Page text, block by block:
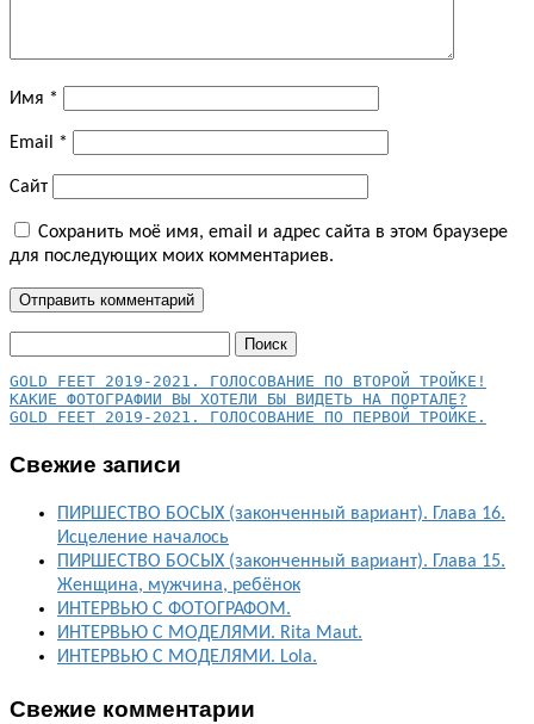
Имя *
Email *
Сайт
Сохранить моё имя, email и адрес сайта в этом браузере
для последующих моих комментариев.
КАКИЕ ФОТОГРАФИИ ВЫ ХОТЕЛИ БЫ ВИДЕТЬ НА ПОРТАЛЕ?
GOLD FEET 2019-2021. ГОЛОСОВАНИЕ ПО ПЕРВОЙ ТРОЙКЕ.
Свежие записи
ПИРШЕСТВО БОСЫХ (законченный вариант). Глава 16.
Исцеление началось
ПИРШЕСТВО БОСЫХ (законченный вариант). Глава 15.
Женщина, мужчина, ребёнок
ИНТЕРВЬЮ С ФОТОГРАФОМ.
ИНТЕРВЬЮ С МОДЕЛЯМИ. Rita Maut.
ИНТЕРВЬЮ С МОДЕЛЯМИ. Lola.
Свежие комментарии